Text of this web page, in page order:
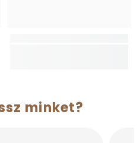
minket?